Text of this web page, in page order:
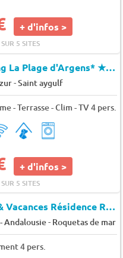
+ d'infos >
5 SITES
La Plage d'Argens*★★★★
-Saint aygulf
- Terrasse - Clim - TV 4 pers.
+ d'infos >
5 SITES
Pierre & Vacances Résidence Roquetas de Mar
Andalousie- Roquetas de mar
4 pers.